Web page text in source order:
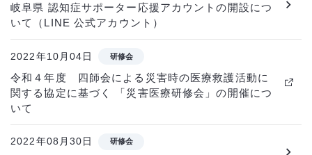
岐阜県 認知症サポーター応援アカウントの開設につ
いて（LINE 公式アカウント）
2022年10月04日 研修会
令和４年度 四師会による災害時の医療救護活動に
関する協定に基づく 「災害医療研修会」の開催につ
いて
2022年08月30日 研修会